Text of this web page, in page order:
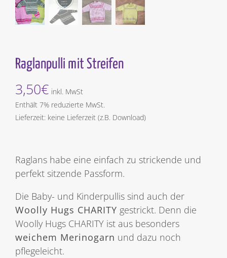
Raglanpulli mit Streifen
3,50€ inkl. MwSt
Enthält 7% reduzierte MwSt.
Lieferzeit: keine Lieferzeit (z.B. Download)
Raglans habe eine einfach zu strickende und
perfekt sitzende Passform.
Die Baby- und Kinderpullis sind auch der
Woolly Hugs CHARITY gestrickt. Denn die
Woolly Hugs CHARITY ist aus besonders
weichem Merinogarn und dazu noch
pflegeleicht.